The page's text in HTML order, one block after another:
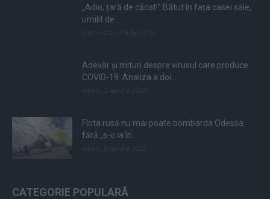
„Adio, țară de căcat!” Bătut în fața casei sale,
umilit de...
Adevăr și mituri despre virusul care produce
COVID-19. Analiza a doi...
Flota rusă nu mai poate bombarda Odessa
fără „s-o ia în...
CATEGORIE POPULARĂ